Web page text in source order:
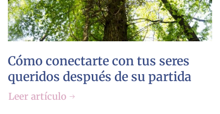
Cómo conectarte con tus seres
queridos después de su partida
Leer artículo